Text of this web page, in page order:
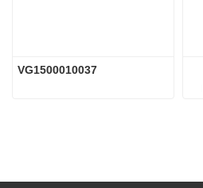
VG1500010037